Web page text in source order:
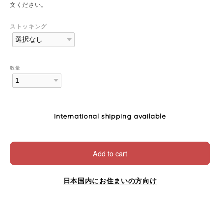
文ください。
ストッキング
数量
International shipping available
Add to cart
日本国内にお住まいの方向け